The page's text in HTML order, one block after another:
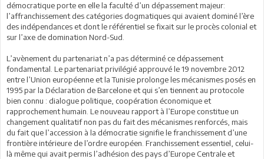
démocratique porte en elle la faculté d’un dépassement majeur:
l’affranchissement des catégories dogmatiques qui avaient dominé l’ère
des indépendances et dont le référentiel se fixait sur le procès colonial et
sur l’axe de domination Nord-Sud.
L’avènement du partenariat n’a pas déterminé ce dépassement
fondamental. Le partenariat privilégié approuvé le 19 novembre 2012
entre l’Union européenne et la Tunisie prolonge les mécanismes posés en
1995 par la Déclaration de Barcelone et qui s’en tiennent au protocole
bien connu : dialogue politique, coopération économique et
rapprochement humain. Le nouveau rapport à l’Europe constitue un
changement qualitatif non pas du fait des mécanismes renforcés, mais
du fait que l’accession à la démocratie signifie le franchissement d’une
frontière intérieure de l’ordre européen. Franchissement essentiel, celui-
là même qui avait permis l’adhésion des pays d’Europe Centrale et